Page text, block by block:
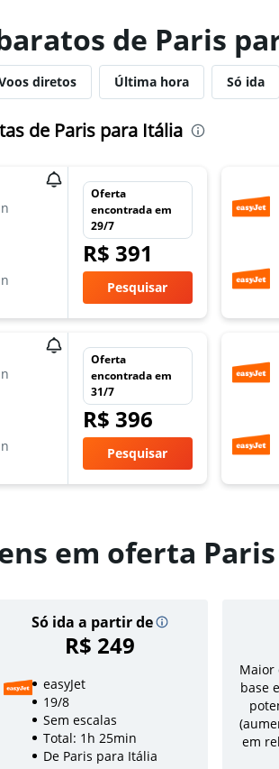
de Paris
diretos Última hora Só ida
de Paris para Itália
Oferta
encontrada em
29/7
R$ 391
Pesquisar
Oferta
encontrada em
31/7
R$ 396
Pesquisar
em oferta
Só ida a partir de
R$ 249
easyJet
19/8
Sem escalas
Total: 1h 25min
De Paris para Itália
Maior
base
em